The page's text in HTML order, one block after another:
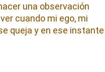
una observación
cuando mi ego, mi
queja y en ese instante